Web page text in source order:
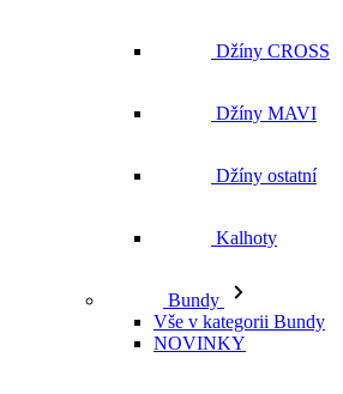
Džíny CROSS
Džíny MAVI
Džíny ostatní
Kalhoty
Bundy
Vše v kategorii Bundy
NOVINKY